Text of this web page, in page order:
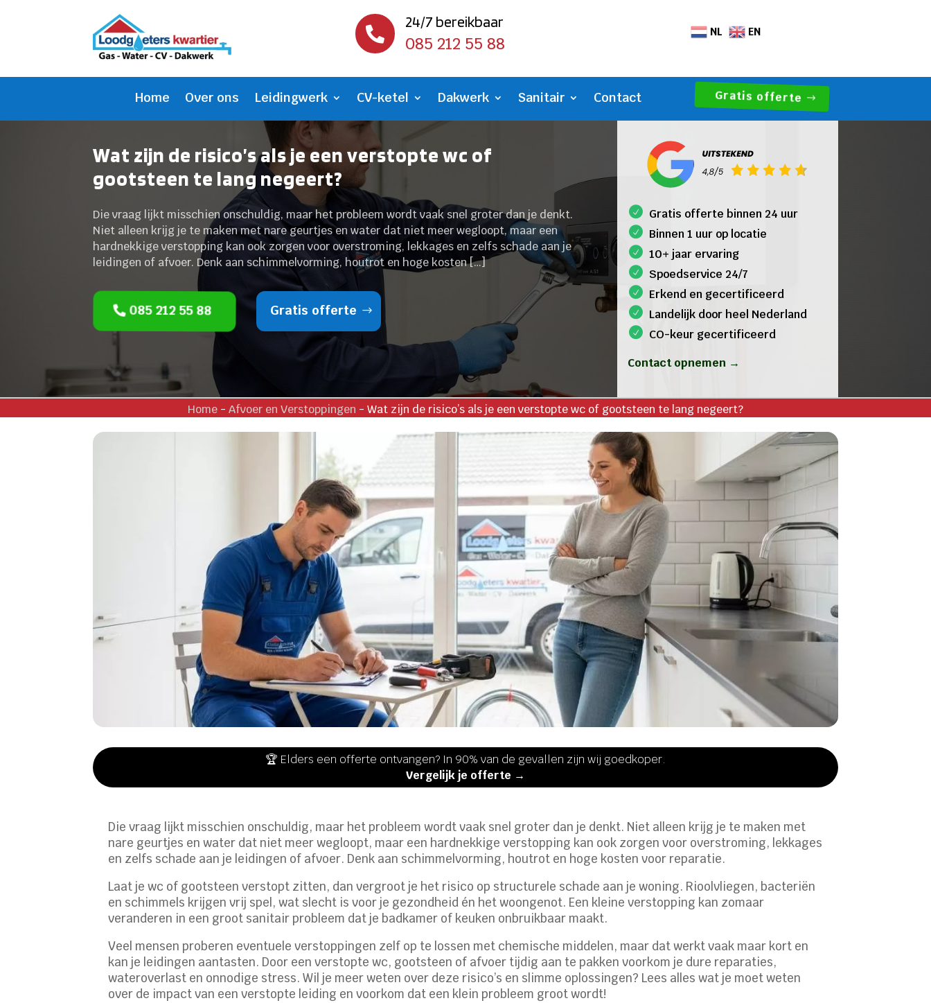

24/7 bereikbaar
085 212 55 88
NL EN
Home Over ons Leidingwerk CV-ketel Dakwerk Sanitair Contact Gratis offerte
Wat zijn de risico’s als je een verstopte wc of
gootsteen te lang negeert?
Die vraag lijkt misschien onschuldig, maar het probleem wordt vaak snel groter dan je denkt.
Niet alleen krijg je te maken met nare geurtjes en water dat niet meer wegloopt, maar een
hardnekkige verstopping kan ook zorgen voor overstroming, lekkages en zelfs schade aan je
leidingen of afvoer. Denk aan schimmelvorming, houtrot en hoge kosten […]
085 212 55 88 Gratis offerte
Gratis offerte binnen 24 uur
Binnen 1 uur op locatie
10+ jaar ervaring
Spoedservice 24/7
Erkend en gecertificeerd
Landelijk door heel Nederland
CO-keur gecertificeerd
Contact opnemen →
Home - Afvoer en Verstoppingen - Wat zijn de risico’s als je een verstopte wc of gootsteen te lang negeert?
🏆 Elders een offerte ontvangen? In 90% van de gevallen zijn wij goedkoper.
Vergelijk je offerte →
Die vraag lijkt misschien onschuldig, maar het probleem wordt vaak snel groter dan je denkt. Niet alleen krijg je te maken met
nare geurtjes en water dat niet meer wegloopt, maar een hardnekkige verstopping kan ook zorgen voor overstroming, lekkages
en zelfs schade aan je leidingen of afvoer. Denk aan schimmelvorming, houtrot en hoge kosten voor reparatie.
Laat je wc of gootsteen verstopt zitten, dan vergroot je het risico op structurele schade aan je woning. Rioolvliegen, bacteriën
en schimmels krijgen vrij spel, wat slecht is voor je gezondheid én het woongenot. Een kleine verstopping kan zomaar
veranderen in een groot sanitair probleem dat je badkamer of keuken onbruikbaar maakt.
Veel mensen proberen eventuele verstoppingen zelf op te lossen met chemische middelen, maar dat werkt vaak maar kort en
kan je leidingen aantasten. Door een verstopte wc, gootsteen of afvoer tijdig aan te pakken voorkom je dure reparaties,
wateroverlast en onnodige stress. Wil je meer weten over deze risico’s en slimme oplossingen? Lees alles wat je moet weten
over de impact van een verstopte leiding en voorkom dat een klein probleem groot wordt!